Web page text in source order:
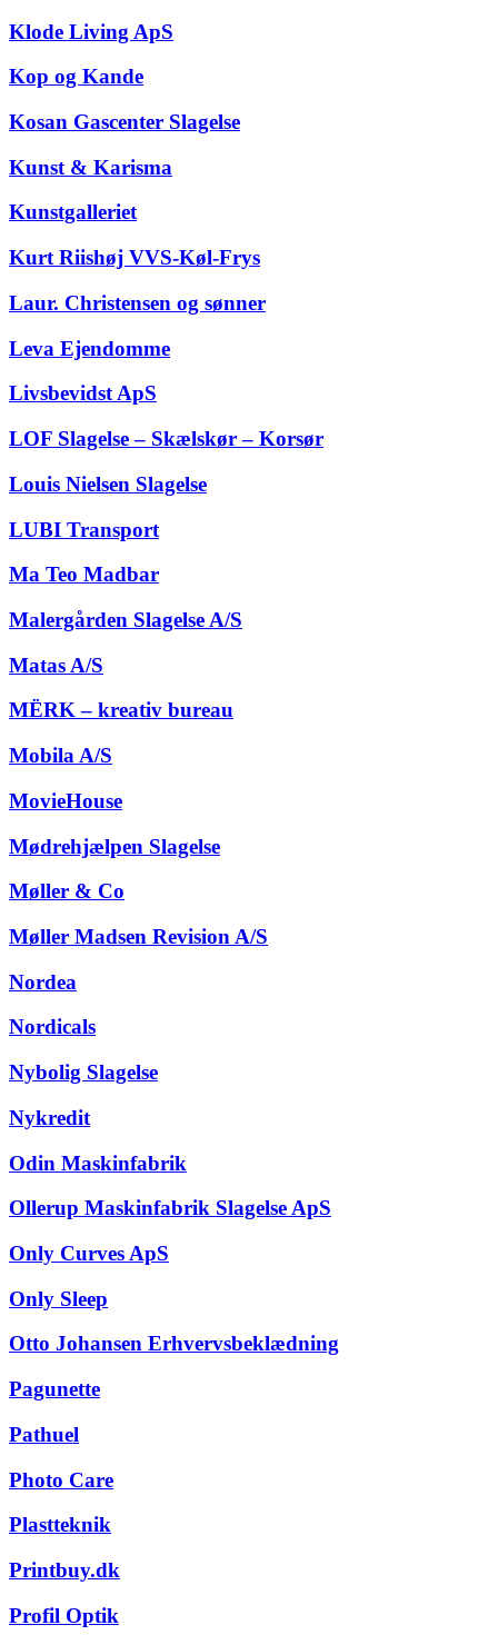
Klode Living ApS
Kop og Kande
Kosan Gascenter Slagelse
Kunst & Karisma
Kunstgalleriet
Kurt Riishøj VVS-Køl-Frys
Laur. Christensen og sønner
Leva Ejendomme
Livsbevidst ApS
LOF Slagelse – Skælskør – Korsør
Louis Nielsen Slagelse
LUBI Transport
Ma Teo Madbar
Malergården Slagelse A/S
Matas A/S
MËRK – kreativ bureau
Mobila A/S
MovieHouse
Mødrehjælpen Slagelse
Møller & Co
Møller Madsen Revision A/S
Nordea
Nordicals
Nybolig Slagelse
Nykredit
Odin Maskinfabrik
Ollerup Maskinfabrik Slagelse ApS
Only Curves ApS
Only Sleep
Otto Johansen Erhvervsbeklædning
Pagunette
Pathuel
Photo Care
Plastteknik
Printbuy.dk
Profil Optik